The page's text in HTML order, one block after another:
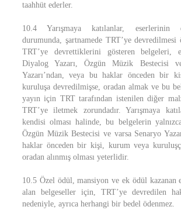
taahhüt ederler.
10.4 Yarışmaya katılanlar, eserlerinin
durumunda, şartnamede TRT’ye devredilmesi
TRT’ye devrettiklerini gösteren belgeleri,
Diyalog Yazarı, Özgün Müzik Bestecisi
Yazarı’ndan, veya bu haklar önceden bir
kuruluşa devredilmişse, oradan almak ve bu
yayın için TRT tarafından istenilen diğer
TRT’ye iletmek zorundadır. Yarışmaya
kendisi olması halinde, bu belgelerin
Özgün Müzik Bestecisi ve varsa Senaryo
haklar önceden bir kişi, kurum veya
oradan alınmış olması yeterlidir.
10.5 Özel ödül, mansiyon ve ek ödül kazanan
alan belgeseller için, TRT’ye devredilen
nedeniyle, ayrıca herhangi bir bedel ödenmez.